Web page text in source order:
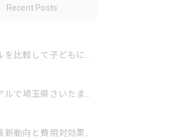
Recent Posts
体操教室サンプルを比較して子どもに合う教室選びを成功させるポイント
体操教室マニュアルで埼玉県さいたま市新座市の最適な選び方と続けるコツ徹底解説
体操教室市場の最新動向と費用対効果を徹底解説